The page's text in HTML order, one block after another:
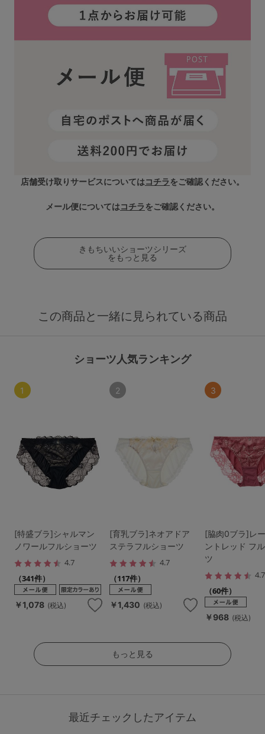
店舗受け取りサービスについてはコチラ をご確認ください。
メール便についてはコチラ をご確認ください。
きもちいいショーツシリーズ
をもっと見る
この商品と一緒に見られている商品
ショーツ人気ランキング
1
[特盛ブラ]シャルマン
ノワールフルショーツ
4.7
（341件）
￥1,078 (税込)
2
[育乳ブラ]ネオアドア
ステラフルショーツ
4.7
（117件）
￥1,430 (税込)
3
[脇肉0ブラ]レ
ントレッド フ
ツ
4.7
（60件）
￥968 (税込)
もっと見る
最近チェックしたアイテム